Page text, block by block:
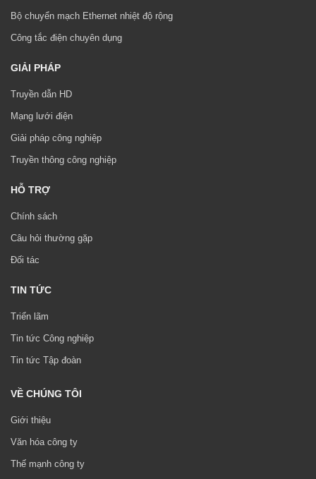
Bộ chuyển mạch Ethernet nhiệt độ rộng
Công tắc điện chuyên dụng
GIẢI PHÁP
Truyền dẫn HD
Mạng lưới điện
Giải pháp công nghiệp
Truyền thông công nghiệp
HỖ TRỢ
Chính sách
Câu hỏi thường gặp
Đối tác
TIN TỨC
Triển lãm
Tin tức Công nghiệp
Tin tức Tập đoàn
VỀ CHÚNG TÔI
Giới thiệu
Văn hóa công ty
Thế mạnh công ty